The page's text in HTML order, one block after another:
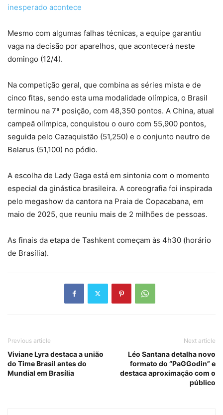
inesperado acontece
Mesmo com algumas falhas técnicas, a equipe garantiu
vaga na decisão por aparelhos, que acontecerá neste
domingo (12/4).
Na competição geral, que combina as séries mista e de
cinco fitas, sendo esta uma modalidade olímpica, o Brasil
terminou na 7ª posição, com 48,350 pontos. A China, atual
campeã olímpica, conquistou o ouro com 55,900 pontos,
seguida pelo Cazaquistão (51,250) e o conjunto neutro de
Belarus (51,100) no pódio.
A escolha de Lady Gaga está em sintonia com o momento
especial da ginástica brasileira. A coreografia foi inspirada
pelo megashow da cantora na Praia de Copacabana, em
maio de 2025, que reuniu mais de 2 milhões de pessoas.
As finais da etapa de Tashkent começam às 4h30 (horário
de Brasília).
Previous article
Viviane Lyra destaca a união
do Time Brasil antes do
Mundial em Brasília
Next article
Léo Santana detalha novo
formato do “PaGGodin” e
destaca aproximação com o
público